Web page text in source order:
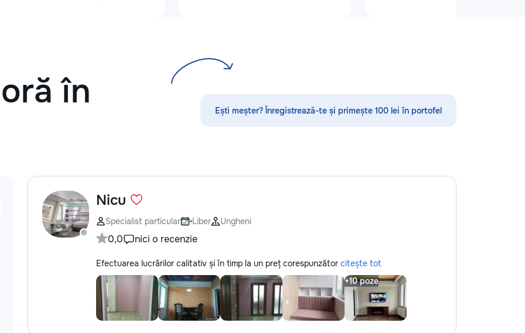
стекла для улучшения видимости и
ремонт царапин на кузове.
Дополнительно предлагаем
стиль, а защитная пленка на фары
защищает от повреждений. Мы
придерживаемся высоких
стандартов обслуживания,
используя передовые технологии.
Доверьте нам заботу о вашем
,renovam,construim. interior, exterior
персонажем Луной
în
Ești meșter? Înregistrează-te și primește 100 lei în portofel
Nicu
Specialist particular Liber Ungheni
0,0 nici o recenzie
Efectuarea lucrărilor calitativ și în timp la un preț corespunzător citește tot